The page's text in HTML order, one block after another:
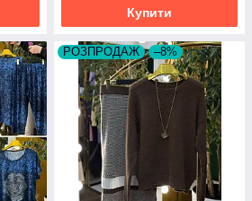
Купити
РОЗПРОДАЖ –8%